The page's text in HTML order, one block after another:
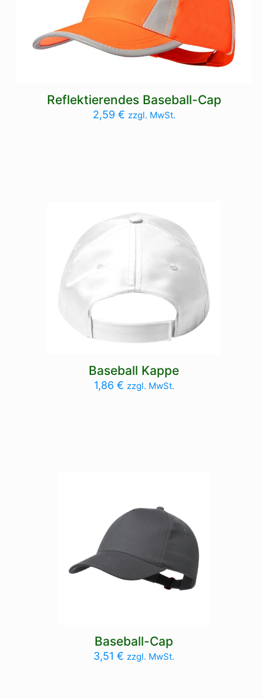
Reflektierendes Baseball-Cap
2,59 € zzgl. MwSt.
Baseball Kappe
1,86 € zzgl. MwSt.
Baseball-Cap
3,51€ zzgl. MwSt.